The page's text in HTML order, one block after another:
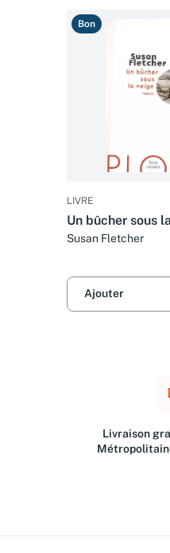
Bon
LIVRE
Un bûcher sous
Susan Fletcher
Ajouter
Livraison